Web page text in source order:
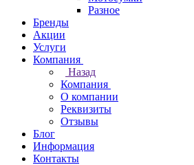
Разное
Бренды
Акции
Услуги
Компания
Назад
Компания
О компании
Реквизиты
Отзывы
Блог
Информация
Контакты